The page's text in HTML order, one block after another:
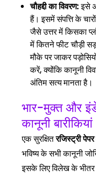
चौहद्दी का विवरण:इसे
हैं। इसमें संपत्ति के
जैसे उत्तर में किसका
में कितने फीट चौड़ी
मौके पर जाकर
करें, क्योंकि कानूनी
अंतिम सत्य मानता है।
भार-मुक्त और
कानूनी बारीकियां
एक सुरक्षितरजिस्ट्री पेपर
भविष्य के सभी कानूनी
इसके लिए विलेख के भीतर